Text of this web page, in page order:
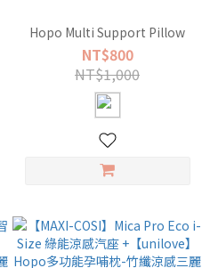
Hopo Multi Support Pillow
NT$800
NT$1,000